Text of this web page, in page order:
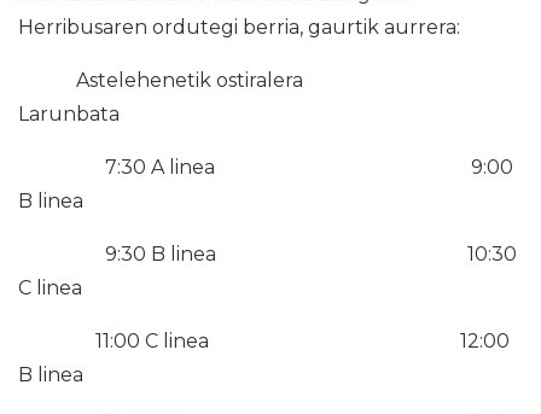
Herribusaren ordutegi berria, gaurtik aurrera:
Astelehenetik ostiralera
Larunbata
7:30 A linea 9:00
B linea
9:30 B linea 10:30
C linea
11:00 C linea 12:00
B linea